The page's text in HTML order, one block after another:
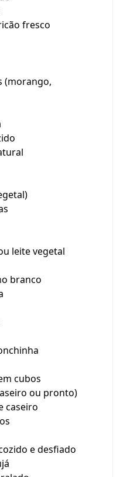
fresco
(morango,
leite vegetal
branco
cubos
ou pronto)
caseiro
e desfiado